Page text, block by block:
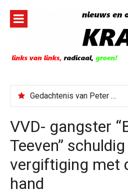
inhoud
Gedachtenis van Peter Faber
VVD- gangster
Teeven”
vergiftiging met
hand